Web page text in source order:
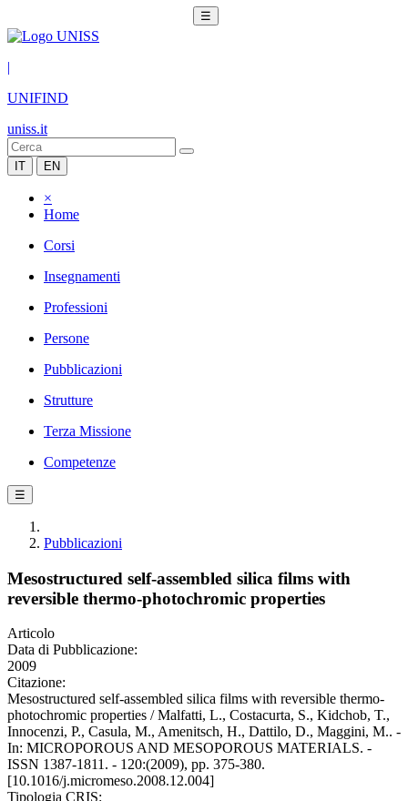
☰
|
UNIFIND
uniss.it
IT EN
×
Home
Corsi
Insegnamenti
Professioni
Persone
Pubblicazioni
Strutture
Terza Missione
Competenze
☰
Pubblicazioni
Mesostructured self-assembled silica films with
reversible thermo-photochromic properties
Articolo
Data di Pubblicazione:
2009
Citazione:
Mesostructured self-assembled silica films with reversible thermo-
photochromic properties / Malfatti, L., Costacurta, S., Kidchob, T.,
Innocenzi, P., Casula, M., Amenitsch, H., Dattilo, D., Maggini, M.. -
In: MICROPOROUS AND MESOPOROUS MATERIALS. -
ISSN 1387-1811. - 120:(2009), pp. 375-380.
[10.1016/j.micromeso.2008.12.004]
Tipologia CRIS: